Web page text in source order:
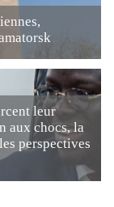
leur
aux chocs, la
perspectives